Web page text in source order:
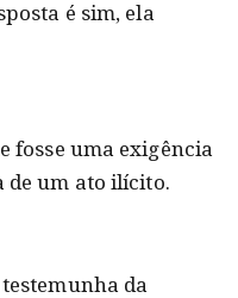
é sim, ela
fosse uma exigência
de um ato ilícito.
da